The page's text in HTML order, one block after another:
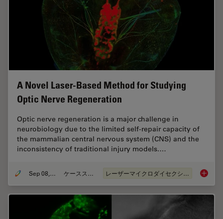
A Novel Laser-Based Method for Studying
Optic Nerve Regeneration
Optic nerve regeneration is a major challenge in
neurobiology due to the limited self-repair capacity of
the mammalian central nervous system (CNS) and the
inconsistency of traditional injury models.…
Sep 08, 2025 ケーススタディ レーザーマイクロダイセクション（LMD） A